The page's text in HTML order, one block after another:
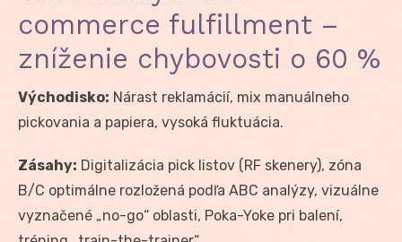
commerce fulfillment –
zníženie chybovosti o 60 %
Východisko: Nárast reklamácií, mix manuálneho
pickovania a papiera, vysoká fluktuácia.
Zásahy: Digitalizácia pick listov (RF skenery), zóna
B/C optimálne rozložená podľa ABC analýzy, vizuálne
vyznačené „no-go“ oblasti, Poka-Yoke pri balení,